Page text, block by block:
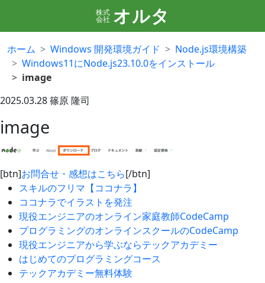
株式
会社 オルタ
ホーム Windows 開発環境ガイド
Node.js環境構築
Windows11にNode.js23.10.0をインストール
image
2025.03.28篠原 隆司
image
[btn]お問合せ・感想はこちら[/btn]
スキルのフリマ【ココナラ】
ココナラでイラストを発注
現役エンジニアのオンライン家庭教師CodeCamp
プログラミングのオンラインスクールのCodeCamp
現役エンジニアから学ぶならテックアカデミー
はじめてのプログラミングコース
テックアカデミー無料体験